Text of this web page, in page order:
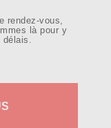
rendez-vous,
là pour y
délais.